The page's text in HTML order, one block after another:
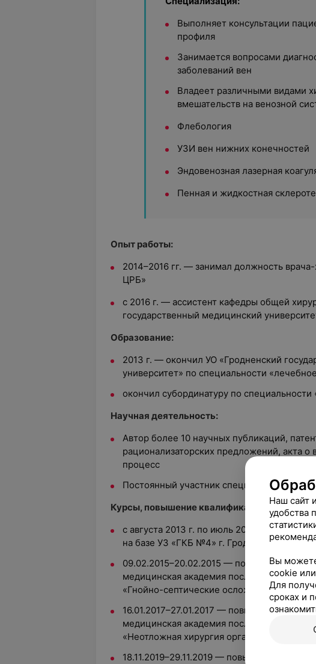
Выполняет консультации
профиля
Занимается вопросами
заболеваний вен
Владеет различными видами
вмешательств на венозной
Флебология
УЗИ вен нижних конечностей
Эндовенозная лазерная
Пенная и жидкостная
Опыт работы:
2014–2016 гг. — занимал должность
ЦРБ»
с 2016 г. — ассистент кафедры общей
государственный медицинский
Образование:
2013 г. — окончил УО «Гродненский
университет» по специальности
окончил субординатуру по специальности
Научная деятельность:
Автор более 10 научных публикаций,
рационализаторских предложений, акта о
процесс
Постоянный участник
Курсы, повышение квалификации:
с августа 2013 г. по июль 2014 г. —
на базе УЗ «ГКБ №4» г. Гродно
09.02.2015–20.02.2015 — повышение
медицинская академия последипломного
«Гнойно-септические осложнения в
16.01.2017–27.01.2017 — повышение
медицинская академия последипломного
«Неотложная хирургия органов
18.11.2019–29.11.2019 — повышение
Наш сайт
удобства
Вы
cookie
Для
сроках и